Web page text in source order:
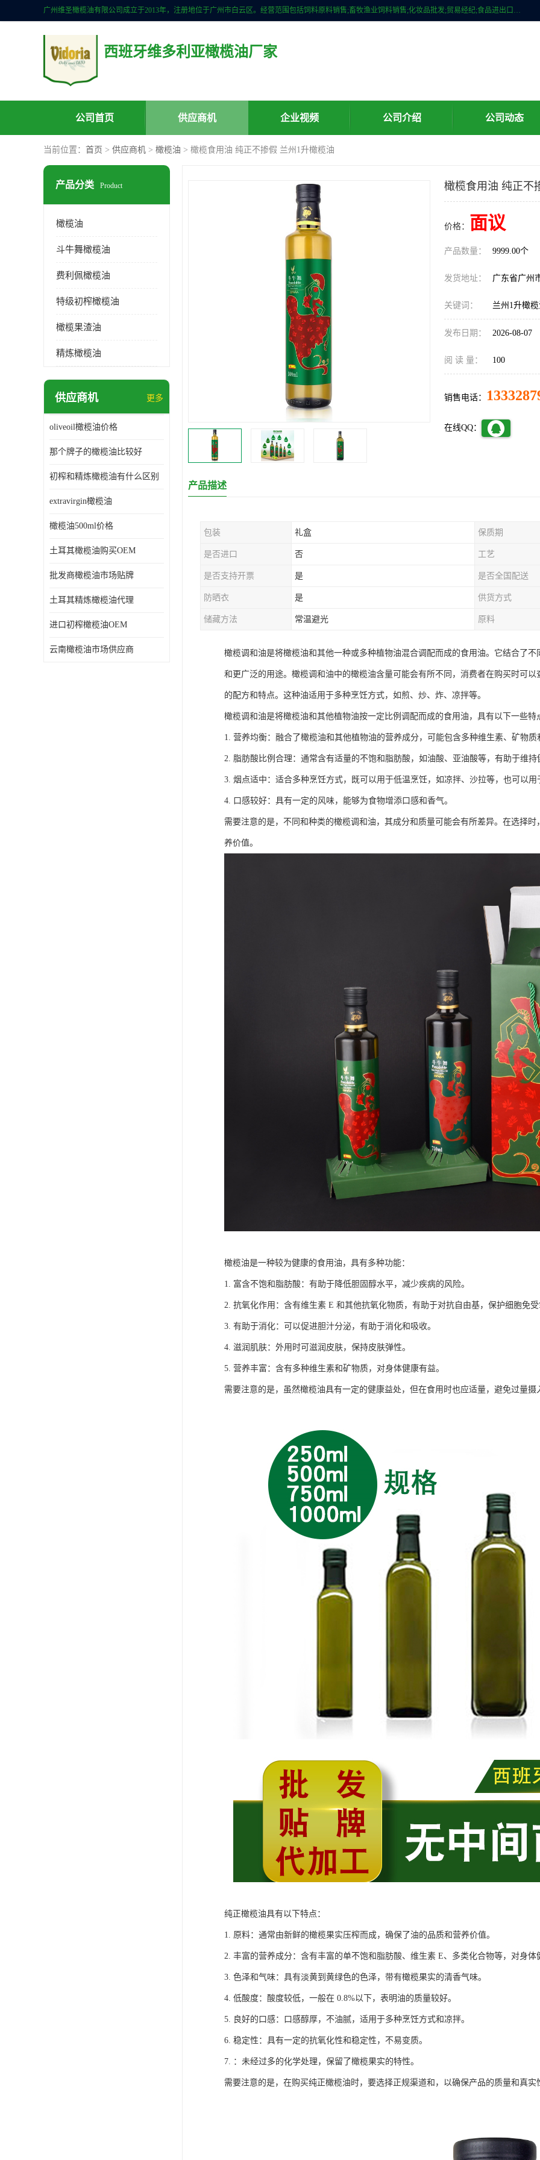
广州维圣橄榄油有限公司成立于2013年，注册地位于广州市白云区。经营范围包括饲料原料销售;畜牧渔业饲料销售;化妆品批发;贸易经纪;食品进出口等，主要产品有：橄榄果渣油，橄榄油，纯橄榄油等。
西班牙维多利亚橄榄油厂家
公司首页 供应商机 企业视频 公司介绍 公司动态
当前位置： 首页 > 供应商机 > 橄榄油 > 橄榄食用油 纯正不掺假 兰州1升橄榄油
产品分类 Product
橄榄油
斗牛舞橄榄油
费利佩橄榄油
特级初榨橄榄油
橄榄果渣油
精炼橄榄油
供应商机 更多
oliveoil橄榄油价格
那个牌子的橄榄油比较好
初榨和精炼橄榄油有什么区别
extravirgin橄榄油
橄榄油500ml价格
土耳其橄榄油购买OEM
批发商橄榄油市场贴牌
土耳其精炼橄榄油代理
进口初榨橄榄油OEM
云南橄榄油市场供应商
橄榄食用油 纯正不
价格： 面议
产品数量： 9999.00个
发货地址： 广东省广州
关键词： 兰州1升橄
发布日期： 2026-08-07
阅 读 量： 100
销售电话：
在线QQ：
产品描述
包装 礼盒 保质期
是否进口 否 工艺
是否支持开票 是 是否全国配送
防晒衣 是 供货方式
储藏方法 常温避光 原料
橄榄调和油是将橄榄油和其他一种或多种植物油混合调配而成的食用油。它结合了
和更广泛的用途。橄榄调和油中的橄榄油含量可能会有所不同，消费者在购买时可
的配方和特点。这种油适用于多种烹饪方式，如煎、炒、炸、凉拌等。
橄榄调和油是将橄榄油和其他植物油按一定比例调配而成的食用油，具有以下一些特
1. 营养均衡：融合了橄榄油和其他植物油的营养成分，可能包含多种维生素、矿物
2. 脂肪酸比例合理：通常含有适量的不饱和脂肪酸，如油酸、亚油酸等，有助于维持
3. 烟点适中：适合多种烹饪方式，既可以用于低温烹饪，如凉拌、沙拉等，也可以
4. 口感较好：具有一定的风味，能够为食物增添口感和香气。
需要注意的是，不同和种类的橄榄调和油，其成分和质量可能会有所差异。在选择
养价值。
橄榄油是一种较为健康的食用油，具有多种功能：
1. 富含不饱和脂肪酸：有助于降低胆固醇水平，减少疾病的风险。
2. 抗氧化作用：含有维生素 E 和其他抗氧化物质，有助于对抗自由基，保护细胞免
3. 有助于消化：可以促进胆汁分泌，有助于消化和吸收。
4. 滋润肌肤：外用时可滋润皮肤，保持皮肤弹性。
5. 营养丰富：含有多种维生素和矿物质，对身体健康有益。
需要注意的是，虽然橄榄油具有一定的健康益处，但在食用时也应适量，避免过量摄
纯正橄榄油具有以下特点：
1. 原料：通常由新鲜的橄榄果实压榨而成，确保了油的品质和营养价值。
2. 丰富的营养成分：含有丰富的单不饱和脂肪酸、维生素 E、多类化合物等，对身体
3. 色泽和气味：具有淡黄到黄绿色的色泽，带有橄榄果实的清香气味。
4. 低酸度：酸度较低，一般在 0.8%以下，表明油的质量较好。
5. 良好的口感：口感醇厚，不油腻，适用于多种烹饪方式和凉拌。
6. 稳定性：具有一定的抗氧化性和稳定性，不易变质。
7. ：未经过多的化学处理，保留了橄榄果实的特性。
需要注意的是，在购买纯正橄榄油时，要选择正规渠道和，以确保产品的质量和真实